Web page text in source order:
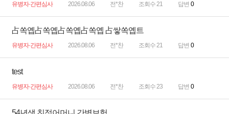
유병자·간편심사 2026.08.06 전*찬 조회수 21 답변 0
占쏙옙占쏙옙占쏙옙占쏙옙 占쌓쏙옙트
유병자·간편심사 2026.08.06 전*찬 조회수 21 답변 0
test
유병자·간편심사 2026.08.06 전*찬 조회수 23 답변 0